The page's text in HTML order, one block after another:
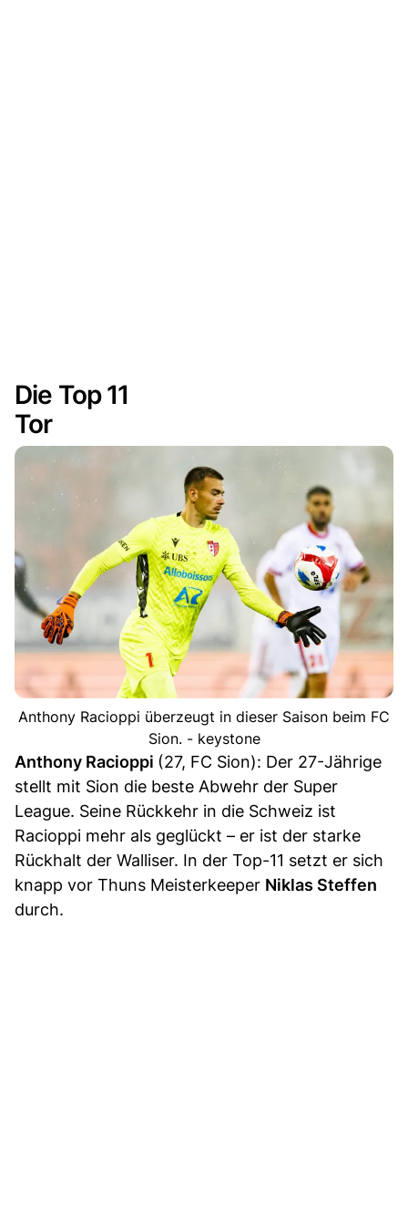
Die Top 11
Tor
Anthony Racioppi überzeugt in dieser Saison beim FC
Sion. - keystone
Anthony Racioppi (27, FC Sion): Der 27-Jährige
stellt mit Sion die beste Abwehr der Super
League. Seine Rückkehr in die Schweiz ist
Racioppi mehr als geglückt – er ist der starke
Rückhalt der Walliser. In der Top-11 setzt er sich
knapp vor Thuns Meisterkeeper Niklas Steffen
durch.